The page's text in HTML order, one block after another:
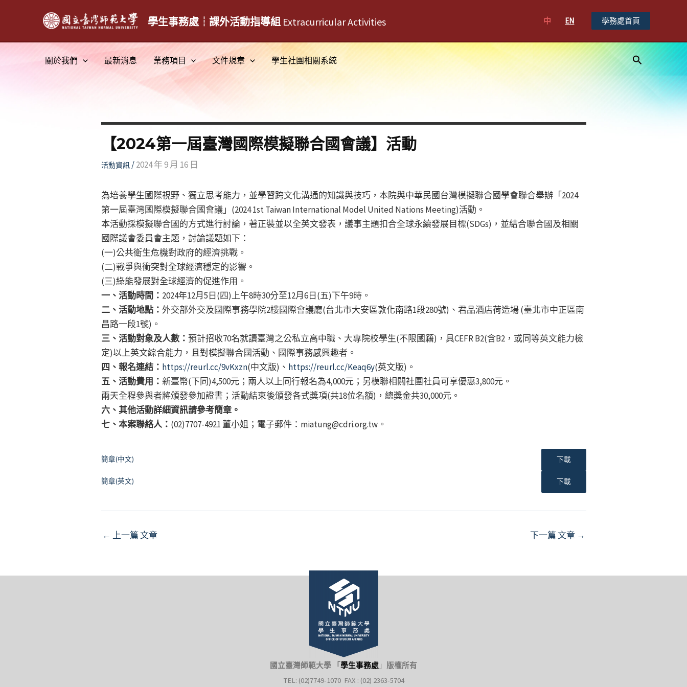
學生事務處┆課外活動指導組 Extracurricular Activities 中 EN 學務處首頁
關於我們 最新消息 業務項目 文件規章 學生社團相關系統
搜
尋
【2024第一屆臺灣國際模擬聯合國會議】活動
活動資訊/2024 年 9 月 16 日
為培養學生國際視野、獨立思考能力，並學習跨文化溝通的知識與技巧，本院與中華民國台灣模擬聯合國學會聯合舉辦「2024
第一屆臺灣國際模擬聯合國會議」(2024 1st Taiwan International Model United Nations Meeting)活動。
本活動採模擬聯合國的方式進行討論，著正裝並以全英文發表，議事主題扣合全球永續發展目標(SDGs)，並結合聯合國及相關
國際議會委員會主題，討論議題如下：
(一)公共衛生危機對政府的經濟挑戰。
(二)戰爭與衝突對全球經濟穩定的影響。
(三)綠能發展對全球經濟的促進作用。
一、活動時間： 2024年12月5日(四)上午8時30分至12月6日(五)下午9時。
二、活動地點： 外交部外交及國際事務學院2樓國際會議廳(台北市大安區敦化南路1段280號)、君品酒店荷造場 (臺北市中正區南
昌路一段1號)。
三、活動對象及人數： 預計招收70名就讀臺灣之公私立高中職、大專院校學生(不限國籍)，具CEFR B2(含B2，或同等英文能力檢
定)以上英文綜合能力，且對模擬聯合國活動、國際事務感興趣者。
四、報名連結： https://reurl.cc/9vKxzn(中文版)、 https://reurl.cc/Keaq6y(英文版)。
五、活動費用： 新臺幣(下同)4,500元；兩人以上同行報名為4,000元；另模聯相關社團社員可享優惠3,800元。
兩天全程參與者將頒發參加證書；活動結束後頒發各式獎項(共18位名額)，總獎金共30,000元。
六、其他活動詳細資訊請參考簡章。
七、本案聯絡人： (02)7707-4921 董小姐；電子郵件：miatung@cdri.org.tw。
簡章(中文) 下載
簡章(英文) 下載
Post
← 上一篇 文章 下一篇 文章 →
國立臺灣師範大學 「 學生事務處 」 版權所有
TEL: (02)7749-1070 FAX : (02) 2363-5704